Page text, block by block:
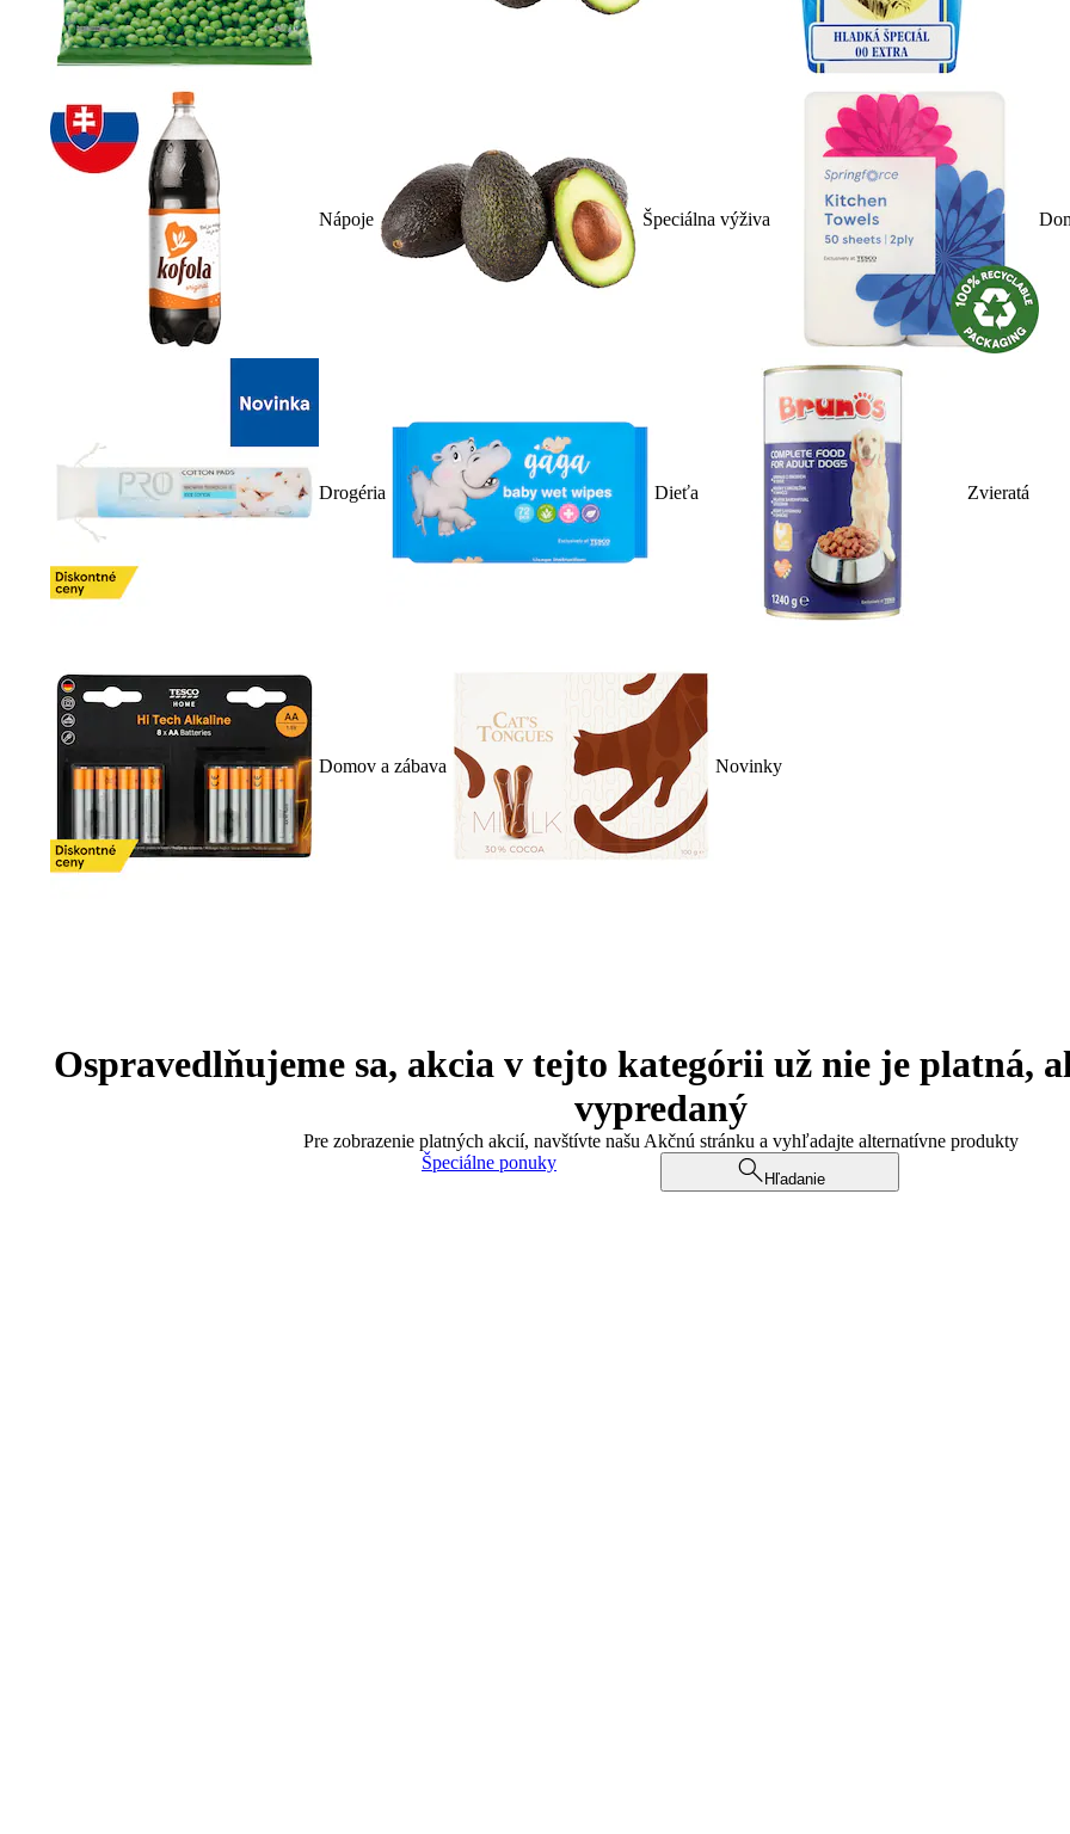
Nápoje Špeciálna výživa
Drogéria Dieťa Zvieratá
Domov a zábava Novinky
Ospravedlňujeme sa, akcia v tejto kategórii už nie je platná,
vypredaný
Pre zobrazenie platných akcií, navštívte našu Akčnú stránku a vyhľadajte alternatívne produkty
Špeciálne ponuky
Hľadanie